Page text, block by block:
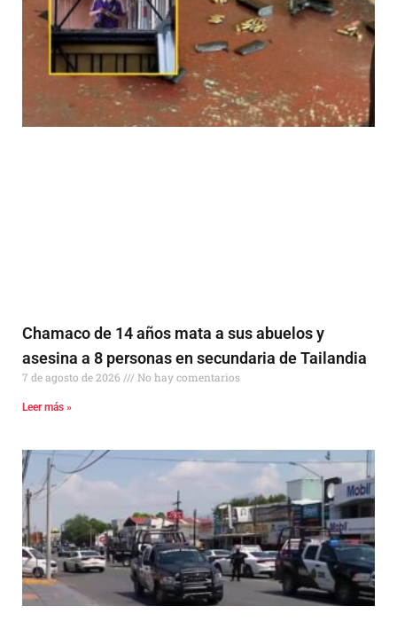
Chamaco de 14 años mata a sus abuelos y
asesina a 8 personas en secundaria de Tailandia
7 de agosto de 2026 No hay comentarios
Leer más »